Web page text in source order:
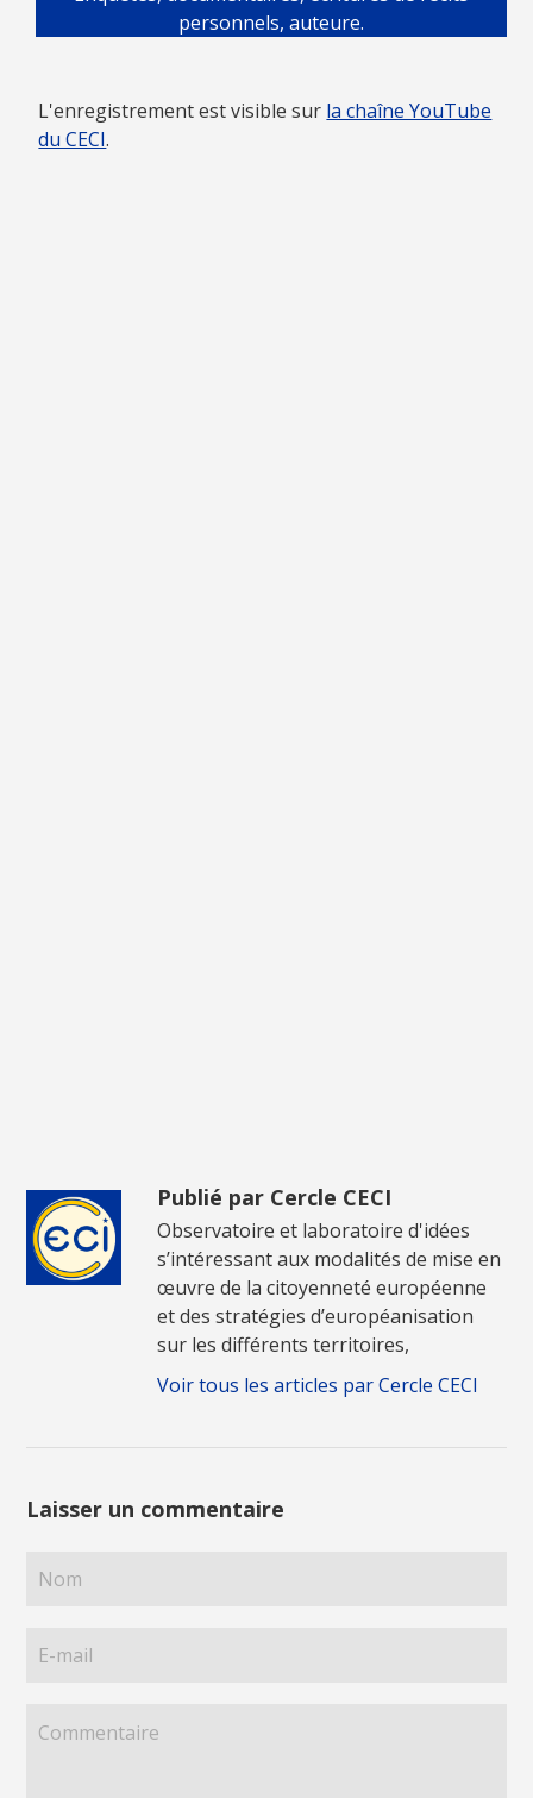
personnels, auteure.
L'enregistrement est visible sur la chaîne YouTube
du CECI.
Publié par Cercle CECI
Observatoire et laboratoire d'idées
s’intéressant aux modalités de mise en
œuvre de la citoyenneté européenne
et des stratégies d’européanisation
sur les différents territoires,
Voir tous les articles par Cercle CECI
Laisser un commentaire